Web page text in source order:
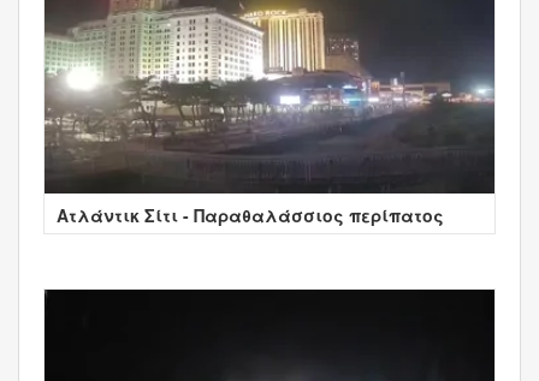
Ατλάντικ Σίτι - Παραθαλάσσιος περίπατος